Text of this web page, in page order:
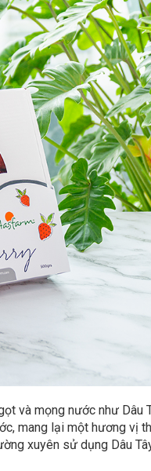
và mọng nước như
mang lại một hương vị
xuyên sử dụng Dâu